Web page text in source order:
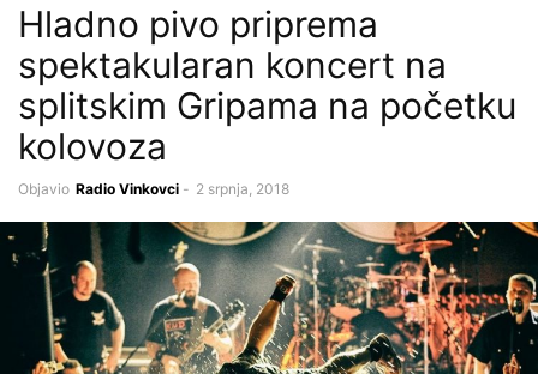
Hladno pivo priprema
spektakularan koncert na
splitskim Gripama na početku
kolovoza
Objavio Radio Vinkovci - 2 srpnja, 2018